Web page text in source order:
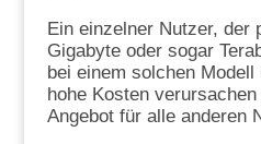
Ein einzelner Nutzer, der
Gigabyte oder sogar
bei einem solchen
hohe Kosten
Angebot für alle anderen